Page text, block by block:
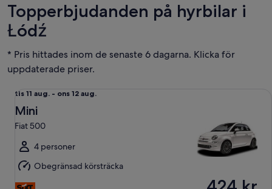
Topperbjudanden på hyrbilar i
Łódź
* Pris hittades inom de senaste 6 dagarna. Klicka för
uppdaterade priser.
tis
11
aug.
till
ons
12
aug.
tis 11 aug. - ons 12 aug.
Mini
Fiat 500
4 personer
Obegränsad körsträcka